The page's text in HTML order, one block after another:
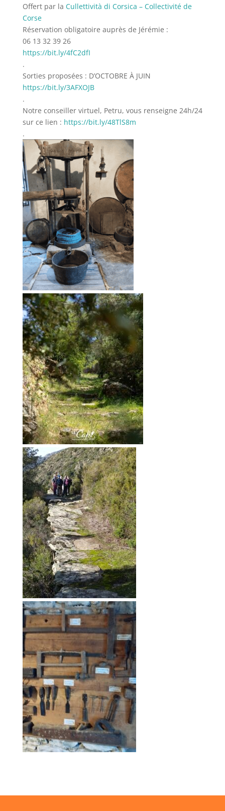
Offert par la Cullettività di Corsica – Collectivité de
Corse
Réservation obligatoire auprès de Jérémie :
06 13 32 39 26
https://bit.ly/4fC2dfI
.
Sorties proposées : D’OCTOBRE À JUIN
https://bit.ly/3AFXOJB
.
Notre conseiller virtuel, Petru, vous renseigne 24h/24
sur ce lien : https://bit.ly/48TlS8m
.